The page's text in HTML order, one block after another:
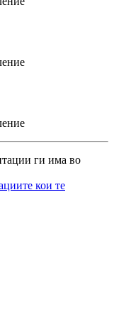
ги има во
кои те